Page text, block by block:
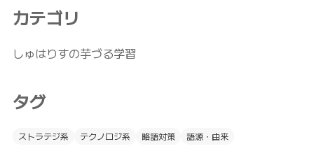
カテゴリ
しゅはりすの芋づる学習
タグ
ストラテジ系 テクノロジ系 略語対策 語源・由来